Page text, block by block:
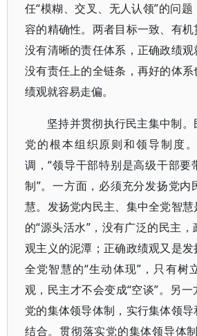
任“模糊、交叉、无人认领”的问
容的精确性。两者目标一致、有机
没有清晰的责任体系，正确政绩观
没有责任上的全链条，再好的体
绩观就容易走偏。
坚持并贯彻执行民主集中制
党的根本组织原则和领导制度
调，“领导干部特别是高级干部要
制”。一方面，必须充分发扬党内
慧。发扬党内民主、集中全党智
的“源头活水”，没有广泛的民主
观主义的泥潭；正确政绩观又是
全党智慧的“生动体现”，只有树
观，民主才不会变成“空谈”。另
党的集体领导体制，实行集体领
结合。贯彻落实党的集体领导体